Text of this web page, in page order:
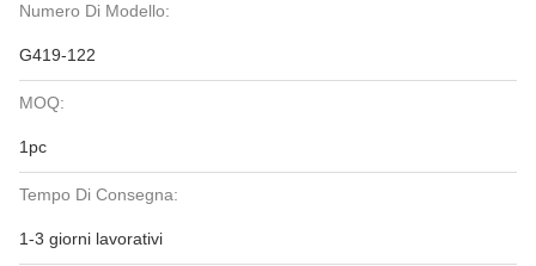
Numero Di Modello:
G419-122
MOQ:
1pc
Tempo Di Consegna:
1-3 giorni lavorativi